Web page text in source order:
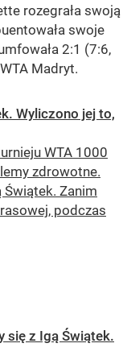
rozegrała swoją
swoje
2:1 (7:6,
Madryt.
Wyliczono jej to,
WTA 1000
zdrowotne.
Świątek. Zanim
podczas
się z Igą Świątek.